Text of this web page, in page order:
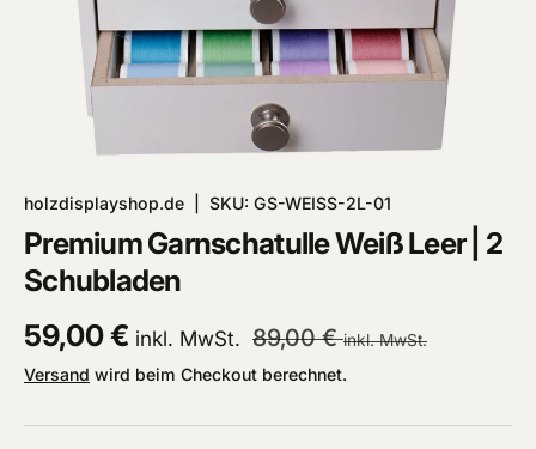
holzdisplayshop.de SKU: GS-WEISS-2L-01
Premium Garnschatulle Weiß Leer | 2
Schubladen
Verkaufspreis
59,00 € inkl. MwSt. Normaler Preis
89,00 €inkl. MwSt.
Versand wird beim Checkout berechnet.